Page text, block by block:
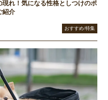
れ！気になる性格としつけのポ
紹介
おすすめ/特集